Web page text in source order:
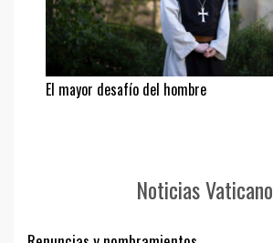
El mayor desafío del hombre
Noticias Vaticano